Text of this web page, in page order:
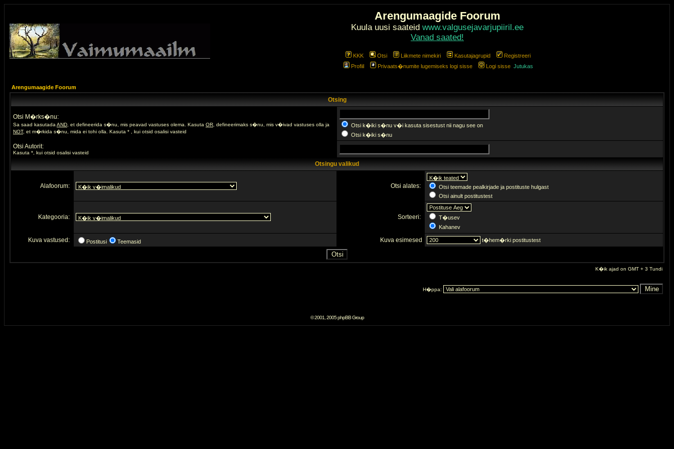
Arengumaagide Foorum
Kuula uusi saateid www.valgusejavarjupiiril.ee
Vanad saated!
KKK Otsi Liikmete nimekiri Kasutajagrupid
Registreeri
Profiil
Privaats�numite lugemiseks logi sisse Logi sisse Jutukas
Arengumaagide Foorum
Otsing
Otsi M�rks�nu:
Sa saad kasutada AND , et defineerida s�nu, mis peavad vastuses olema. Kasuta OR , defineerimaks s�nu, mis v�ivad vastuses olla ja
NOT, et m�rkida s�nu, mida ei tohi olla. Kasuta * , kui otsid osalisi vasteid
Otsi k�iki s�nu v�i kasuta sisestust nii nagu see on
Otsi k�iki s�nu
Otsi Autorit:
Kasuta *, kui otsid osalisi vasteid
Otsingu valikud
Alafoorum: Otsi alates:
Otsi teemade pealkirjade ja postituste hulgast
Otsi ainult postitustest
Kategooria: Sorteeri:
T�usev
Kahanev
Kuva vastused: Postitusi Teemasid Kuva esimesed t�hem�rki postitustest
K�ik ajad on GMT + 3 Tundi
H�ppa:
© 2001, 2005 phpBB Group